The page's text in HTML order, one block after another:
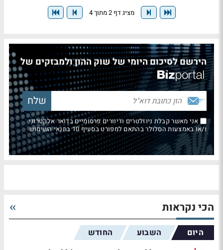
מציג דף 2 מתוך 4
הירשם לסיכום היומי של שוק ההון ולמבזקים של
אני מאשר קבלת ניוזלטרים ודיוורים פרסומיים בדואר אלקטרוני
ו/או באמצעות הסלולר בהתאם למפורט בסעיף 10 בתנאי השימוש
הכי נקראות
היום השבוע החודש